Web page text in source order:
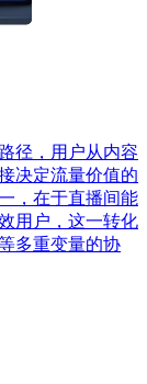
径，用户从内容
决定流量价值的
，在于直播间能
用户，这一转化
多重变量的协